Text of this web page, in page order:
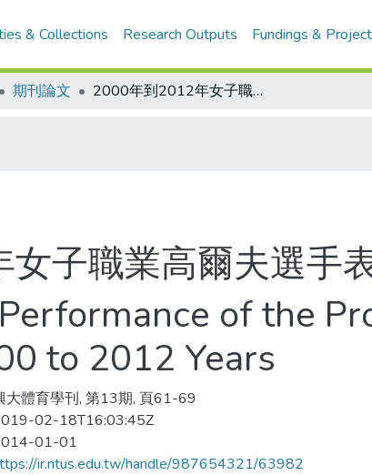
& Collections Research Outputs Fundings &
期刊論文 2000年到2012年女子職業高爾夫選手表現分析
子職業高爾夫選手
of the
to 2012 Years
大體育學刊, 第13期, 頁61-69
02-18T16:03:45Z
01-01
ir.ntus.edu.tw/handle/987654321/63982